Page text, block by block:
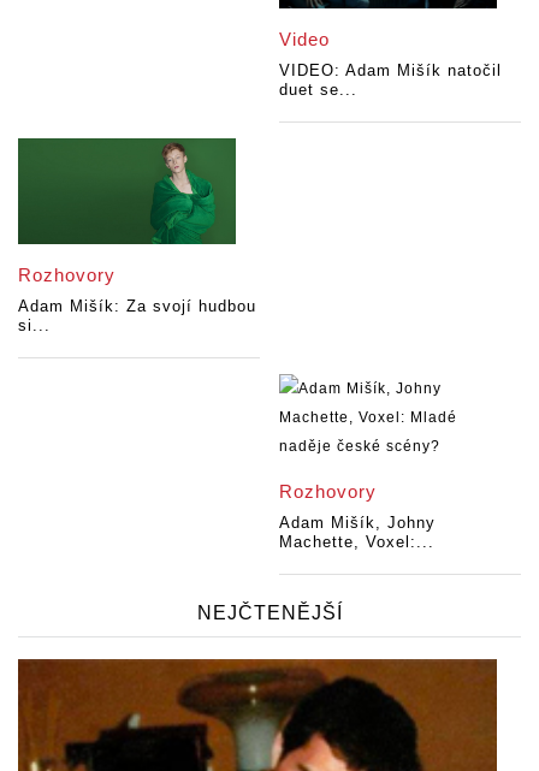
Video
VIDEO: Adam Mišík natočil
duet se...
Rozhovory
Adam Mišík: Za svojí hudbou
si...
Rozhovory
Adam Mišík, Johny
Machette, Voxel:...
NEJČTENĚJŠÍ